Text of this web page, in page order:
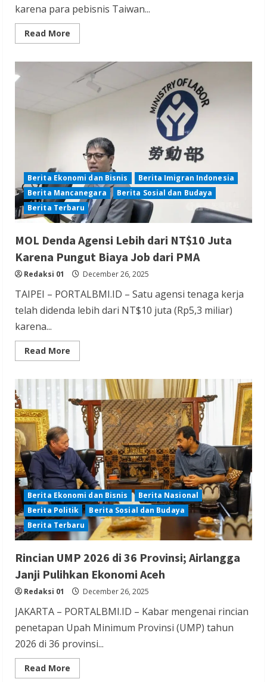
karena para pebisnis Taiwan...
Read More
more
Hubungan
Ekonomi
Tiongkok
Berita Ekonomi dan Bisnis
Berita Imigran Indonesia
Berita Mancanegara
Berita Sosial dan Budaya
Berita Terbaru
MOL Denda Agensi Lebih dari NT$10 Juta
Karena Pungut Biaya Job dari PMA
Redaksi 01 December 26, 2025
TAIPEI – PORTALBMI.ID – Satu agensi tenaga kerja
telah didenda lebih dari NT$10 juta (Rp5,3 miliar)
karena...
Read More
more
Lebih
dari
NT$10
Juta
Karena
Pungut
Biaya
Job
dari
PMA
Berita Ekonomi dan Bisnis
Berita Nasional
Berita Politik
Berita Sosial dan Budaya
Berita Terbaru
Rincian UMP 2026 di 36 Provinsi; Airlangga
Janji Pulihkan Ekonomi Aceh
Redaksi 01 December 26, 2025
JAKARTA – PORTALBMI.ID – Kabar mengenai rincian
penetapan Upah Minimum Provinsi (UMP) tahun
2026 di 36 provinsi...
Read More
more